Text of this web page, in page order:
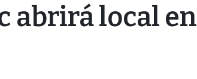
abrirá local en